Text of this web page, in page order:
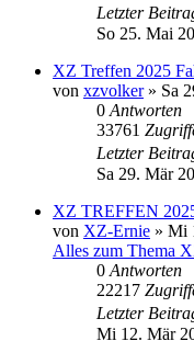
Letzter
So 25. Mai
XZ Treffen 2025
von xzvolker» Sa
0 Antworten
33761
Letzter
Sa 29. Mär
XZ TREFFEN
von XZ-Ernie » Mi
Alles zum Thema
0 Antworten
22217
Letzter
Mi 12. Mär